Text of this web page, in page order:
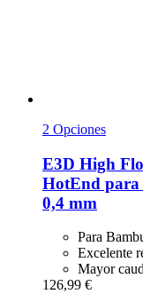
2 Opciones
E3D High
HotEnd
0,4 mm
Para
Excelente
Mayor
126,99 €